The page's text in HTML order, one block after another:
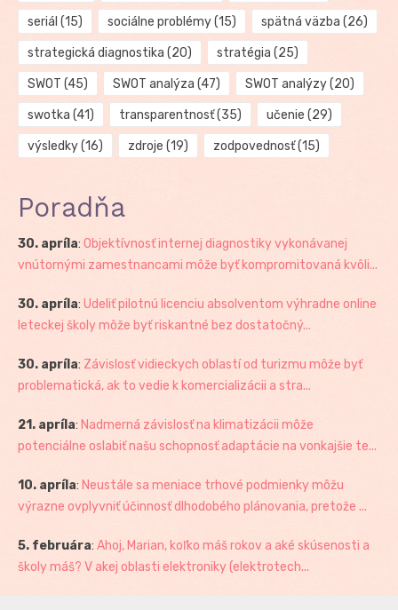
seriál (15) sociálne problémy(15) spätná väzba (26)
strategická diagnostika (20) stratégia (25)
SWOT (45) SWOT analýza (47) SWOT analýzy(20)
swotka (41) transparentnosť(35) učenie (29)
výsledky(16) zdroje (19) zodpovednosť(15)
Poradňa
30. apríla: Objektívnosť internej diagnostiky vykonávanej
vnútornými zamestnancami môže byť kompromitovaná kvôli...
30. apríla: Udeliť pilotnú licenciu absolventom výhradne online
leteckej školy môže byť riskantné bez dostatočný...
30. apríla: Závislosť vidieckych oblastí od turizmu môže byť
problematická, ak to vedie k komercializácii a stra...
21. apríla: Nadmerná závislosť na klimatizácii môže
potenciálne oslabiť našu schopnosť adaptácie na vonkajšie te...
10. apríla: Neustále sa meniace trhové podmienky môžu
výrazne ovplyvniť účinnosť dlhodobého plánovania, pretože ...
5. februára: Ahoj, Marian, koľko máš rokov a aké skúsenosti a
školy máš? V akej oblasti elektroniky (elektrotech...